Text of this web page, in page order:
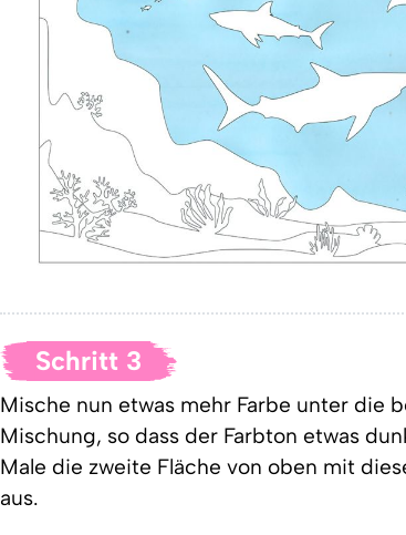
Schritt 3
Mische nun etwas mehr Farbe unter die
Mischung, so dass der Farbton etwas
Male die zweite Fläche von oben mit
aus.